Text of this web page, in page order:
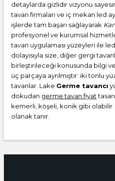
detaylarda gizlidir vizyonu
tavan firmaları ve iç mekan led
işlerde tam başarı sağlayarak
profesyonel ve kurumsal
tavan uygulaması yüzeyleri ile
dolayısıyla size, diğer gergi
birleştirileceği konusunda bilgi
üç parçaya ayrılmıştır: iki tonlu
tavanlar. Lake Germe tavancı
dokudan germe tavan fiyat
kemerli, köşeli, konik gibi olabilir.
olanak tanır.